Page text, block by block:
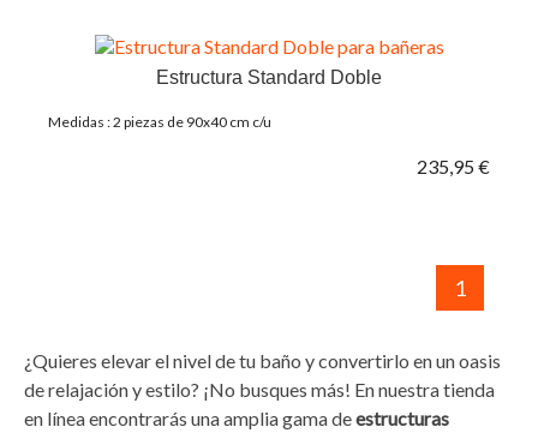
Estructura Standard Doble
Medidas : 2 piezas de 90x40 cm c/u
235,95 €
1
¿Quieres elevar el nivel de tu baño y convertirlo en un oasis
de relajación y estilo? ¡No busques más! En nuestra tienda
en línea encontrarás una amplia gama deestructuras